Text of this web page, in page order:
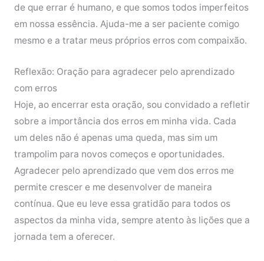
de que errar é humano, e que somos todos imperfeitos
em nossa essência. Ajuda-me a ser paciente comigo
mesmo e a tratar meus próprios erros com compaixão.
Reflexão: Oração para agradecer pelo aprendizado
com erros
Hoje, ao encerrar esta oração, sou convidado a refletir
sobre a importância dos erros em minha vida. Cada
um deles não é apenas uma queda, mas sim um
trampolim para novos começos e oportunidades.
Agradecer pelo aprendizado que vem dos erros me
permite crescer e me desenvolver de maneira
contínua. Que eu leve essa gratidão para todos os
aspectos da minha vida, sempre atento às lições que a
jornada tem a oferecer.